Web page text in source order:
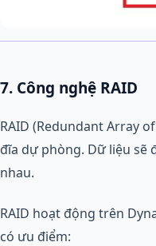
7. Công nghệ RAID
RAID (Redundant Array
đĩa dự phòng. Dữ liệu sẽ
nhau.
RAID hoạt động trên
có ưu điểm: